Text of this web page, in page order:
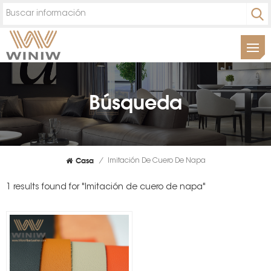
Búsqueda
Casa / Imitación De Cuero De Napa
1 results found for "Imitación de cuero de napa"